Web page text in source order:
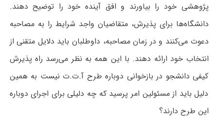
پژوهشی خود را بیاورند و افق آینده خود را توضیح دهند.
دانشگاه‌ها برای پذیرش، متقاضیان واجد شرایط را به مصاحبه
دعوت می‌کنند و در زمان مصاحبه، داوطلبان باید دلایل متقنی از
انتخاب خود ارائه دهند. با این همه به نظر می‌رسد راه پذیرش
کیفی دانشجو در بازخوانی دوباره طرح آ.ت.ت نیست به همین
دلیل باید از مسئولین امر پرسید که چه دلیلی برای اجرای دوباره
این طرح دارند؟